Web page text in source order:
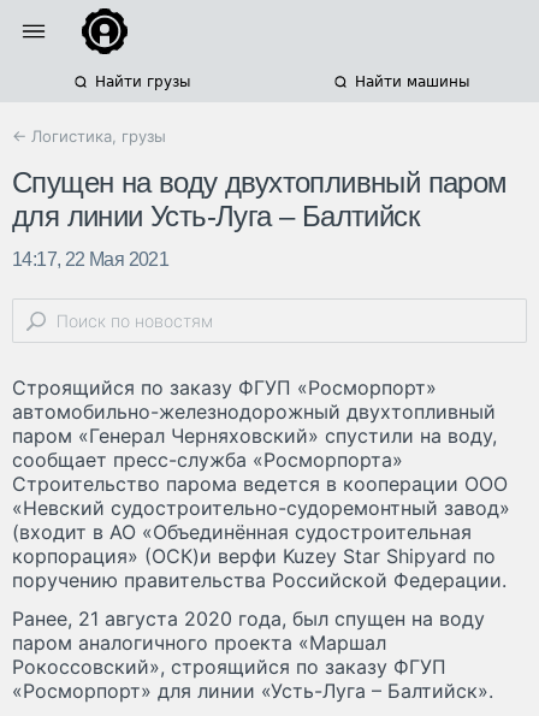
Найти грузы Найти машины
← Логистика, грузы
Спущен на воду двухтопливный паром
для линии Усть-Луга – Балтийск
14:17, 22 Мая 2021
Строящийся по заказу ФГУП «Росморпорт»
автомобильно-железнодорожный двухтопливный
паром «Генерал Черняховский» спустили на воду,
сообщает пресс-служба «Росморпорта»
Строительство парома ведется в кооперации ООО
«Невский судостроительно-судоремонтный завод»
(входит в АО «Объединённая судостроительная
корпорация» (ОСК)и верфи Kuzey Star Shipyard по
поручению правительства Российской Федерации.
Ранее, 21 августа 2020 года, был спущен на воду
паром аналогичного проекта «Маршал
Рокоссовский», строящийся по заказу ФГУП
«Росморпорт» для линии «Усть-Луга – Балтийск».